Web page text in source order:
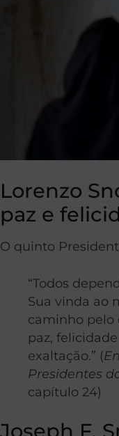
Lorenzo
paz e
O quinto
“Todos
Sua vinda ao
caminho pelo
paz,
exaltação.” (
Presidentes
capítulo 24)
Joseph F.